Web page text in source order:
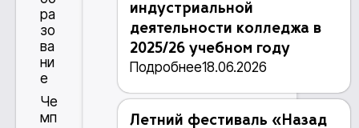
ра
зо
ва
ни
е
Че
мп
индустриальной
деятельности колледжа в
2025/26 учебном году
Подробнее18.06.2026
Летний фестиваль «Назад